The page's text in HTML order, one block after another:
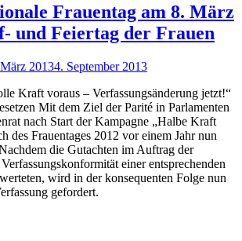
Frauentag am 8. März
und Feiertag der Frauen
20134. September 2013
Kraft voraus – Verfassungsänderung jetzt!“
Mit dem Ziel der Parité in Parlamenten
nach Start der Kampagne „Halbe Kraft
des Frauentages 2012 vor einem Jahr nun
die Gutachten im Auftrag der
einer entsprechenden
wird in der konsequenten Folge nun
gefordert.